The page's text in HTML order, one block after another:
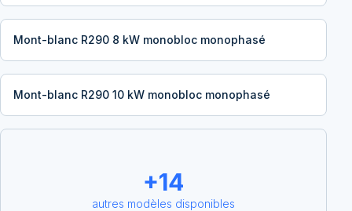
Mont-blanc R290 8 kW monobloc monophasé
Mont-blanc R290 10 kW monobloc monophasé
+14
autres modèles disponibles